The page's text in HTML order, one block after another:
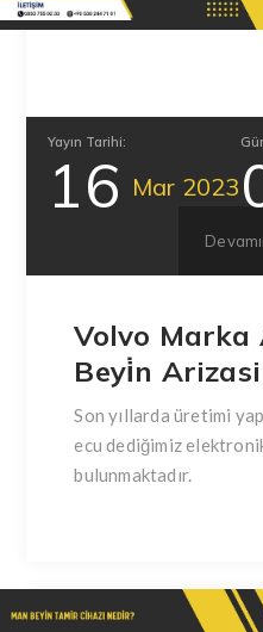
Yayın Tarihi:
16 Mar 2023
Volvo
Beyi̇n
Son yıllarda üretimi
ecu dediğimiz
bulunmaktadır.